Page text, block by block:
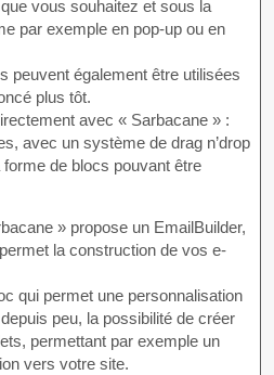
vous souhaitez et sous la
par exemple en pop-up ou en
peuvent également être utilisées
plus tôt.
avec « Sarbacane » :
avec un système de drag n’drop
de blocs pouvant être
» propose un EmailBuilder,
la construction de vos e-
qui permet une personnalisation
peu, la possibilité de créer
permettant par exemple un
vers votre site.